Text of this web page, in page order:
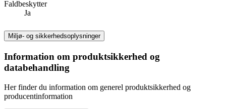
Faldbeskytter
Ja
Miljø- og sikkerhedsoplysninger
Information om produktsikkerhed og
databehandling
Her finder du information om generel produktsikkerhed og
producentinformation